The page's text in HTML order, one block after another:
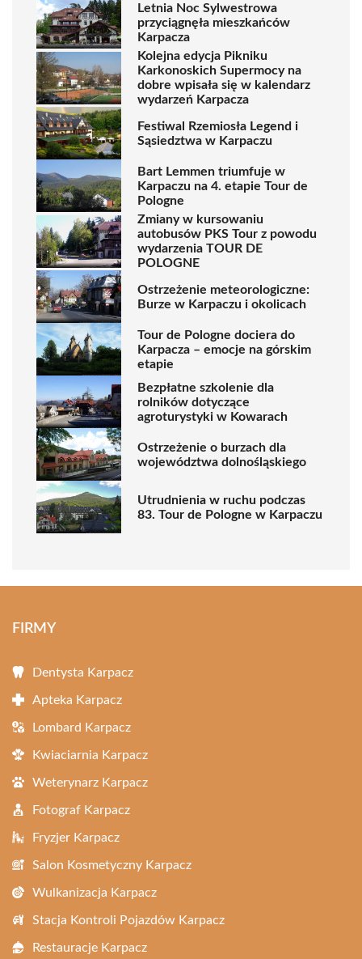
Letnia Noc Sylwestrowa
przyciągnęła mieszkańców
Karpacza
Kolejna edycja Pikniku
Karkonoskich Supermocy na
dobre wpisała się w kalendarz
wydarzeń Karpacza
Festiwal Rzemiosła Legend i
Sąsiedztwa w Karpaczu
Bart Lemmen triumfuje w
Karpaczu na 4. etapie Tour de
Pologne
Zmiany w kursowaniu
autobusów PKS Tour z powodu
wydarzenia TOUR DE
POLOGNE
Ostrzeżenie meteorologiczne:
Burze w Karpaczu i okolicach
Tour de Pologne dociera do
Karpacza – emocje na górskim
etapie
Bezpłatne szkolenie dla
rolników dotyczące
agroturystyki w Kowarach
Ostrzeżenie o burzach dla
województwa dolnośląskiego
Utrudnienia w ruchu podczas
83. Tour de Pologne w Karpaczu
FIRMY
Dentysta Karpacz
Apteka Karpacz
Lombard Karpacz
Kwiaciarnia Karpacz
Weterynarz Karpacz
Fotograf Karpacz
Fryzjer Karpacz
Salon Kosmetyczny Karpacz
Wulkanizacja Karpacz
Stacja Kontroli Pojazdów Karpacz
Restauracje Karpacz